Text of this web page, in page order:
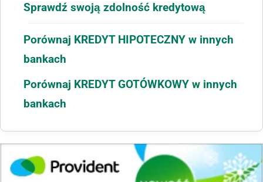
Sprawdź swoją zdolność kredytową
Porównaj KREDYT HIPOTECZNY w innych
bankach
Porównaj KREDYT GOTÓWKOWY w innych
bankach